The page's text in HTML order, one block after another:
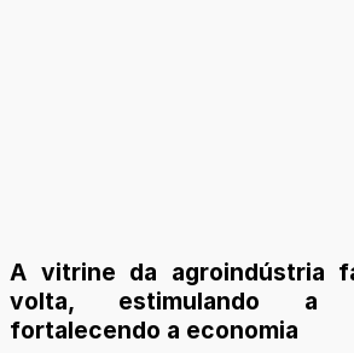
A vitrine da agroindústria
volta, estimulando a
fortalecendo a economia